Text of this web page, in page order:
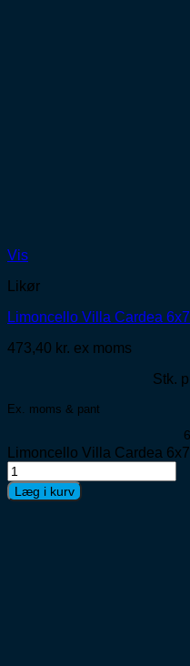
Vis
Likør
Limoncello Villa Cardea
473,40 kr. ex moms
Stk.
Ex. moms & pant
Limoncello Villa Cardea
Læg i kurv